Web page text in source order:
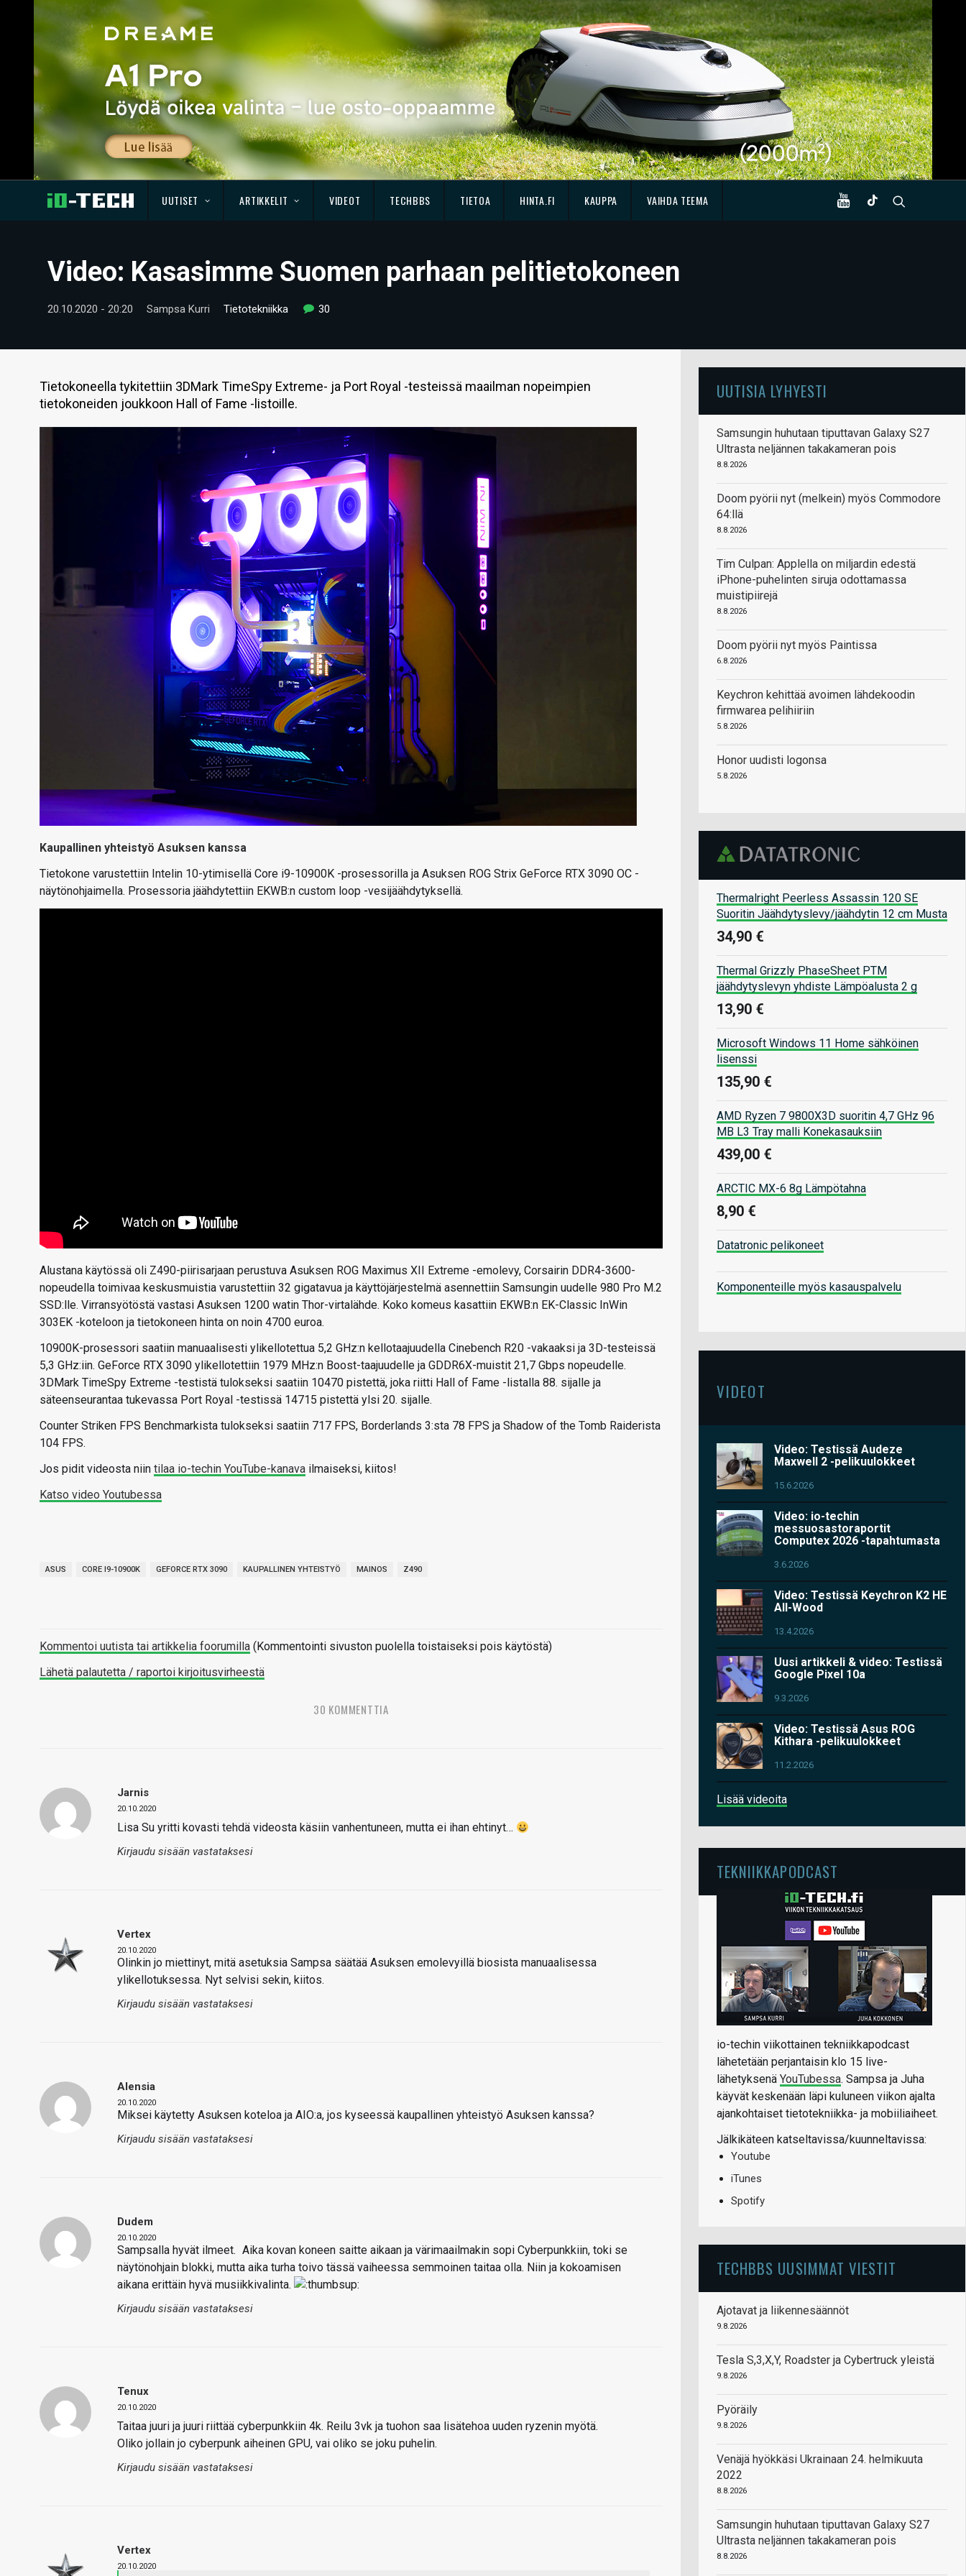
UUTISET ARTIKKELIT VIDEOT TECHBBS TIETOA HINTA.FI KAUPPA VAIHDA TEEMA
Video: Kasasimme Suomen parhaan pelitietokoneen
20.10.2020 - 20:20 Sampsa Kurri Tietotekniikka 30
Tietokoneella tykitettiin 3DMark TimeSpy Extreme- ja Port Royal -testeissä maailman nopeimpien
tietokoneiden joukkoon Hall of Fame -listoille.
Kaupallinen yhteistyö Asuksen kanssa
Tietokone varustettiin Intelin 10-ytimisellä Core i9-10900K -prosessorilla ja Asuksen ROG Strix GeForce RTX 3090 OC -
näytönohjaimella. Prosessoria jäähdytettiin EKWB:n custom loop -vesijäähdytyksellä.
Alustana käytössä oli Z490-piirisarjaan perustuva Asuksen ROG Maximus XII Extreme -emolevy, Corsairin DDR4-3600-
nopeudella toimivaa keskusmuistia varustettiin 32 gigatavua ja käyttöjärjestelmä asennettiin Samsungin uudelle 980 Pro M.2
SSD:lle. Virransyötöstä vastasi Asuksen 1200 watin Thor-virtalähde. Koko komeus kasattiin EKWB:n EK-Classic InWin
303EK -koteloon ja tietokoneen hinta on noin 4700 euroa.
10900K-prosessori saatiin manuaalisesti ylikellotettua 5,2 GHz:n kellotaajuudella Cinebench R20 -vakaaksi ja 3D-testeissä
5,3 GHz:iin. GeForce RTX 3090 ylikellotettiin 1979 MHz:n Boost-taajuudelle ja GDDR6X-muistit 21,7 Gbps nopeudelle.
3DMark TimeSpy Extreme -testistä tulokseksi saatiin 10470 pistettä, joka riitti Hall of Fame -listalla 88. sijalle ja
säteenseurantaa tukevassa Port Royal -testissä 14715 pistettä ylsi 20. sijalle.
Counter Striken FPS Benchmarkista tulokseksi saatiin 717 FPS, Borderlands 3:sta 78 FPS ja Shadow of the Tomb Raiderista
104 FPS.
Jos pidit videosta niin tilaa io-techin YouTube-kanava ilmaiseksi, kiitos!
Katso video Youtubessa
ASUS CORE I9-10900K GEFORCE RTX 3090 KAUPALLINEN YHTEISTYÖ MAINOS Z490
Kommentoi uutista tai artikkelia foorumilla (Kommentointi sivuston puolella toistaiseksi pois käytöstä)
Lähetä palautetta / raportoi kirjoitusvirheestä
30 KOMMENTTIA
Jarnis
20.10.2020
Lisa Su yritti kovasti tehdä videosta käsiin vanhentuneen, mutta ei ihan ehtinyt…
Kirjaudu sisään vastataksesi
Vertex
20.10.2020
Olinkin jo miettinyt, mitä asetuksia Sampsa säätää Asuksen emolevyillä biosista manuaalisessa
ylikellotuksessa. Nyt selvisi sekin, kiitos.
Kirjaudu sisään vastataksesi
Alensia
20.10.2020
Miksei käytetty Asuksen koteloa ja AIO:a, jos kyseessä kaupallinen yhteistyö Asuksen kanssa?
Kirjaudu sisään vastataksesi
Dudem
20.10.2020
Sampsalla hyvät ilmeet. Aika kovan koneen saitte aikaan ja värimaailmakin sopi Cyberpunkkiin, toki se
näytönohjain blokki, mutta aika turha toivo tässä vaiheessa semmoinen taitaa olla. Niin ja kokoamisen
aikana erittäin hyvä musiikkivalinta.
Kirjaudu sisään vastataksesi
Tenux
20.10.2020
Taitaa juuri ja juuri riittää cyberpunkkiin 4k. Reilu 3vk ja tuohon saa lisätehoa uuden ryzenin myötä.
Oliko jollain jo cyberpunk aiheinen GPU, vai oliko se joku puhelin.
Kirjaudu sisään vastataksesi
Vertex
20.10.2020
UUTISIA LYHYESTI
Samsungin huhutaan tiputtavan Galaxy S27
Ultrasta neljännen takakameran pois
8.8.2026
Doom pyörii nyt (melkein) myös Commodore
64:llä
8.8.2026
Tim Culpan: Applella on miljardin edestä
iPhone-puhelinten siruja odottamassa
muistipiirejä
8.8.2026
Doom pyörii nyt myös Paintissa
6.8.2026
Keychron kehittää avoimen lähdekoodin
firmwarea pelihiiriin
5.8.2026
Honor uudisti logonsa
5.8.2026
Thermalright Peerless Assassin 120 SE
Suoritin Jäähdytyslevy/jäähdytin 12 cm Musta
34,90 €
Thermal Grizzly PhaseSheet PTM
jäähdytyslevyn yhdiste Lämpöalusta 2 g
13,90 €
Microsoft Windows 11 Home sähköinen
lisenssi
135,90 €
AMD Ryzen 7 9800X3D suoritin 4,7 GHz 96
MB L3 Tray malli Konekasauksiin
439,00 €
ARCTIC MX-6 8g Lämpötahna
8,90 €
Datatronic pelikoneet
Komponenteille myös kasauspalvelu
VIDEOT
Video: Testissä Audeze
Maxwell 2 -pelikuulokkeet
15.6.2026
Video: io-techin
messuosastoraportit
Computex 2026 -tapahtumasta
3.6.2026
Video: Testissä Keychron K2 HE
All-Wood
13.4.2026
Uusi artikkeli & video: Testissä
Google Pixel 10a
9.3.2026
Video: Testissä Asus ROG
Kithara -pelikuulokkeet
11.2.2026
Lisää videoita
TEKNIIKKAPODCAST
io-techin viikottainen tekniikkapodcast
lähetetään perjantaisin klo 15 live-
lähetyksenä YouTubessa. Sampsa ja Juha
käyvät keskenään läpi kuluneen viikon ajalta
ajankohtaiset tietotekniikka- ja mobiiliaiheet.
Jälkikäteen katseltavissa/kuunneltavissa:
Youtube
iTunes
Spotify
TECHBBS UUSIMMAT VIESTIT
Ajotavat ja liikennesäännöt
9.8.2026
Tesla S,3,X,Y, Roadster ja Cybertruck yleistä
9.8.2026
Pyöräily
9.8.2026
Venäjä hyökkäsi Ukrainaan 24. helmikuuta
2022
8.8.2026
Samsungin huhutaan tiputtavan Galaxy S27
Ultrasta neljännen takakameran pois
8.8.2026